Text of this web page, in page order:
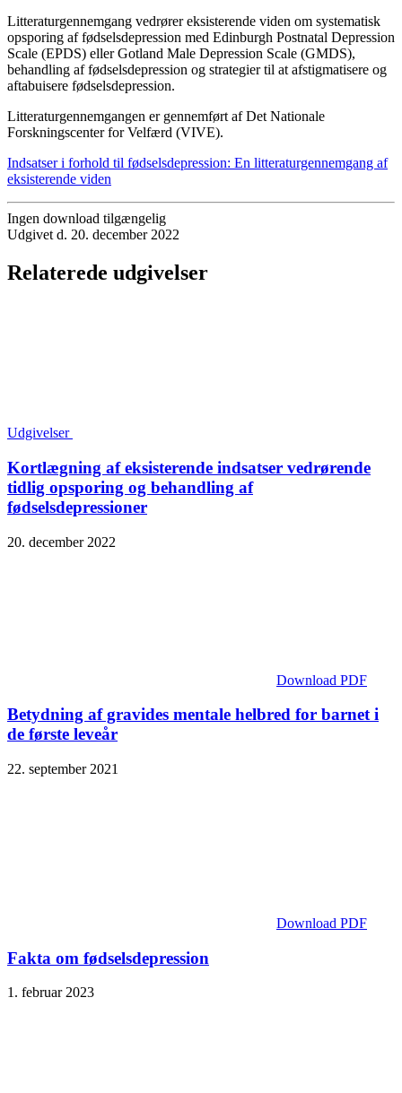
Litteraturgennemgang vedrører eksisterende viden om systematisk
opsporing af fødselsdepression med Edinburgh Postnatal Depression
Scale (EPDS) eller Gotland Male Depression Scale (GMDS),
behandling af fødselsdepression og strategier til at afstigmatisere og
aftabuisere fødselsdepression.
Litteraturgennemgangen er gennemført af Det Nationale
Forskningscenter for Velfærd (VIVE).
Indsatser i forhold til fødselsdepression: En litteraturgennemgang af
eksisterende viden
Ingen download tilgængelig
Udgivet d. 20. december 2022
Relaterede udgivelser
Udgivelser
Kortlægning af eksisterende indsatser vedrørende
tidlig opsporing og behandling af
fødselsdepressioner
20. december 2022
Download PDF
Betydning af gravides mentale helbred for barnet i
de første leveår
22. september 2021
Download PDF
Fakta om fødselsdepression
1. februar 2023